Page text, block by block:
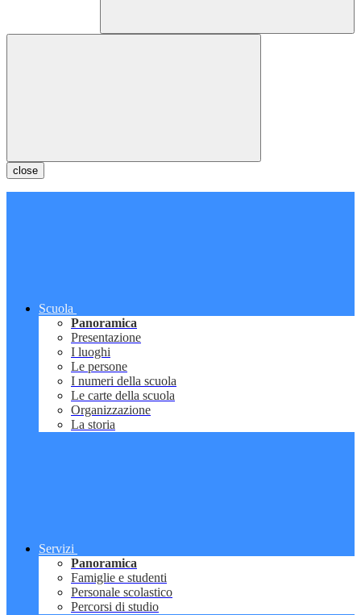
close
Scuola
Panoramica
Presentazione
I luoghi
Le persone
I numeri della scuola
Le carte della scuola
Organizzazione
La storia
Servizi
Panoramica
Famiglie e studenti
Personale scolastico
Percorsi di studio